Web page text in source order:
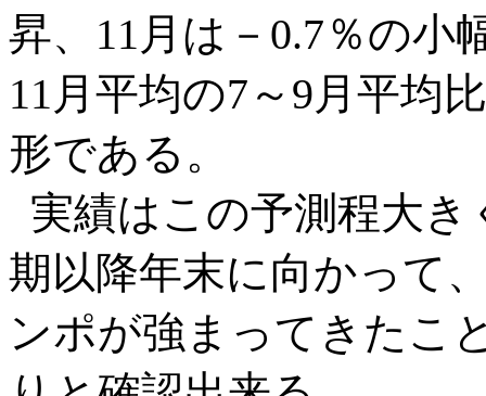
昇、11月は－0.7％の小
11月平均の7～9月平均
形である。
実績はこの予測程大
期以降年末に向かって
ンポが強まってきたこ